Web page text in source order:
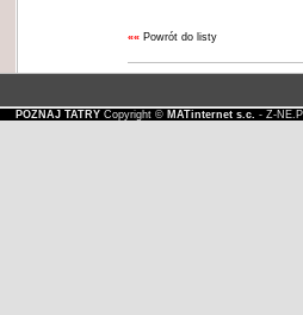
«« Powrót do listy
POZNAJ TATRYCopyright © MATinternet s.c. - Z-